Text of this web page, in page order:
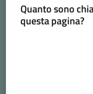
de'
Tirreni
Quanto sono
questa pagina?